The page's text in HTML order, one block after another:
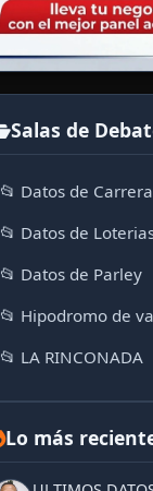
Salas de
📂 Datos de
📂 Datos de
📂 Datos de Parley
📂 Hipodromo de
📂 LA RINCONADA
Lo más